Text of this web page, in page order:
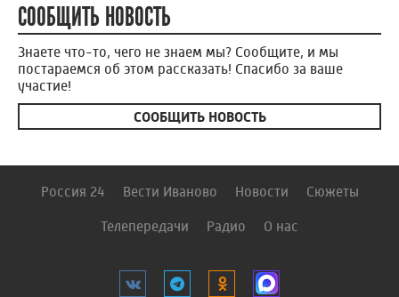
СООБЩИТЬ НОВОСТЬ
Знаете что-то, чего не знаем мы? Сообщите, и мы
постараемся об этом рассказать! Спасибо за ваше
участие!
СООБЩИТЬ НОВОСТЬ
Россия 24 Вести Иваново Новости Сюжеты
Телепередачи Радио О нас